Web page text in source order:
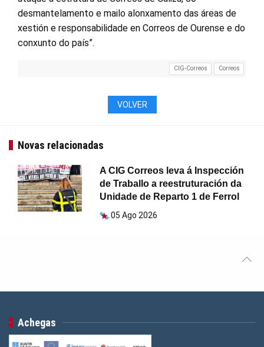
desmantelamento e mailo alonxamento das áreas de
xestión e responsabilidade en Correos de Ourense e do
conxunto do país”.
CIG-Correos Correos
VOLVER
Novas relacionadas
A CIG Correos leva á Inspección
de Traballo a reestruturación da
Unidade de Reparto 1 de Ferrol
05 Ago 2026
Achegas